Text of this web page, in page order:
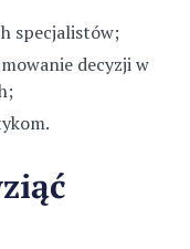
specjalistów;
decyzji w